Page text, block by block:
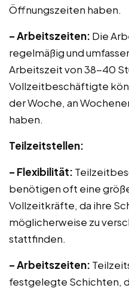
Öffnungszeiten haben.
– Arbeitszeiten: Die
regelmäßig und
Arbeitszeit von 38-40
Vollzeitbeschäftigte
der Woche, an
haben.
Teilzeitstellen:
– Flexibilität:
benötigen oft eine
Vollzeitkräfte, da ihre
möglicherweise zu
stattfinden.
– Arbeitszeiten:
festgelegte Schichten,